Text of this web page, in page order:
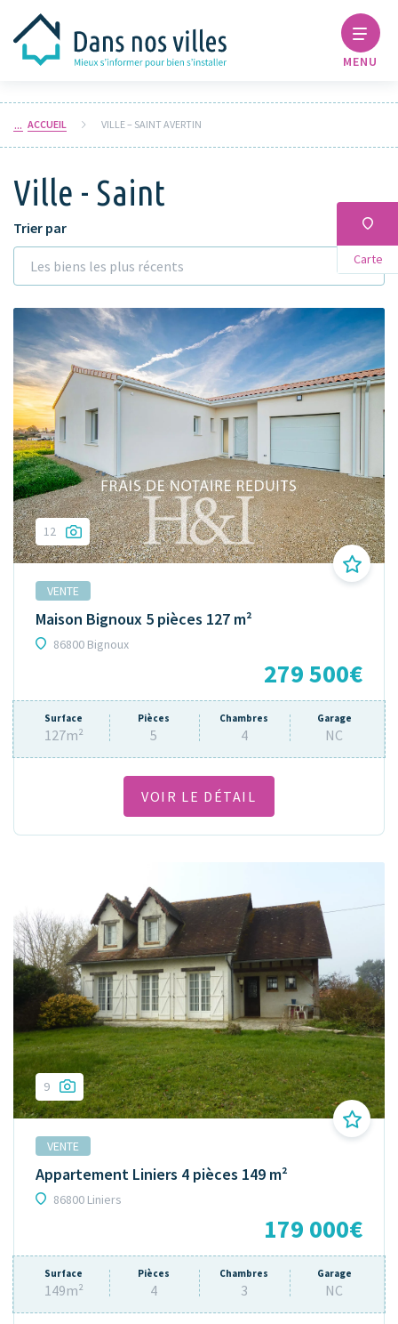
MENU
ACCUEIL VILLE – SAINT AVERTIN
Ville - Saint
Carte
Trier par
Les biens les plus récents
12
VENTE
Maison Bignoux 5 pièces 127 m²
86800 Bignoux
279 500€
Surface
127m²
Pièces
5
Chambres
4
Garage
NC
VOIR LE DÉTAIL
9
VENTE
Appartement Liniers 4 pièces 149 m²
86800 Liniers
179 000€
Surface
149m²
Pièces
4
Chambres
3
Garage
NC